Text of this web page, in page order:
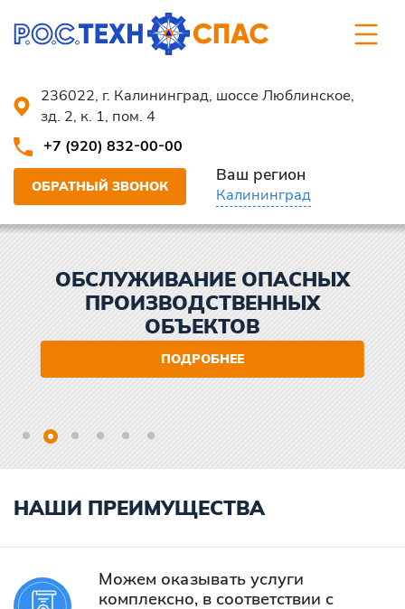
236022, г. Калининград, шоссе Люблинское,
зд. 2, к. 1, пом. 4
+7 (920) 832-00-00
Ваш регион
Калининград
ОБРАТНЫЙ ЗВОНОК
ОБСЛУЖИВАНИЕ ОПАСНЫХ
ПРОИЗВОДСТВЕННЫХ
ОБЪЕКТОВ
ПОДРОБНЕЕ
НАШИ ПРЕИМУЩЕСТВА
Можем оказывать услуги
комплексно, в соответствии с